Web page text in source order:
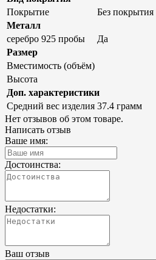
Покрытие
Без покрытия
Металл
серебро 925 пробы
Да
Размер
Вместимость (объём)
Высота
Доп. характеристики
Средний вес изделия 37.4 грамм
Нет отзывов об этом товаре.
Написать отзыв
Ваше имя:
Достоинства:
Недостатки:
Ваш отзыв